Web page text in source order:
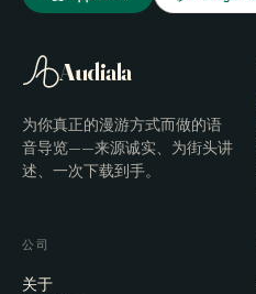
Audiala
为你真正的漫游方式而做的语
音导览——来源诚实、为街头讲
述、一次下载到手。
公司
关于